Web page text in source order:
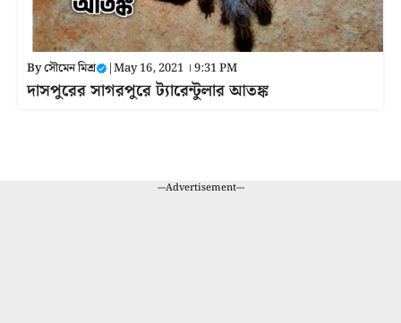
Byসৌমেন মিশ্র |May 16, 2021 । 9:31 PM
দাসপুরের সাগরপুরে ট্যারেন্টুলার আতঙ্ক
---Advertisement---